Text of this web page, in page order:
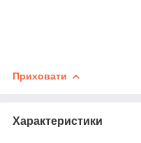
Приховати
Характеристики